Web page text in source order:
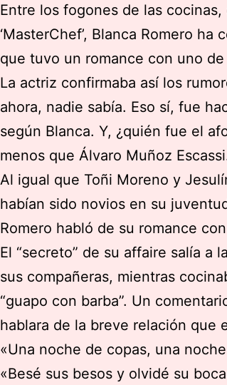
Entre los fogones de las
‘MasterChef’, Blanca Romero
que tuvo un romance con uno
La actriz confirmaba así los
ahora, nadie sabía. Eso sí, fue
según Blanca. Y, ¿quién fue el
menos que Álvaro Muñoz
Al igual que Toñi Moreno y
habían sido novios en su
Romero habló de su romance
El “secreto” de su affaire salía a
sus compañeras, mientras
“guapo con barba”. Un
hablara de la breve relación que
«Una noche de copas, una
«Besé sus besos y olvidé su